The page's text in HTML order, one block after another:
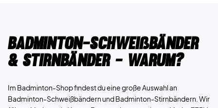
Badminton-Schweißbänder
& Stirnbänder - Warum?
Im Badminton-Shop findest du eine große Auswahl an
Badminton-Schweißbändern und Badminton-Stirnbändern. Wir